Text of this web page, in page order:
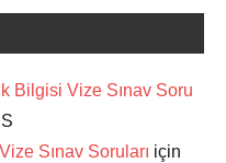
Bilgisi Vize Sınav Soru
Sınav Soruları için